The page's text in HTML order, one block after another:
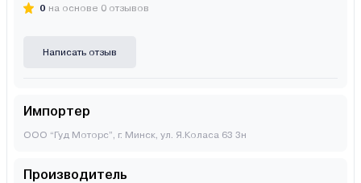
0 на основе 0 отзывов
Написать отзыв
Импортер
ООО “Гуд Моторс”, г. Минск, ул. Я.Коласа 63 3н
Производитель